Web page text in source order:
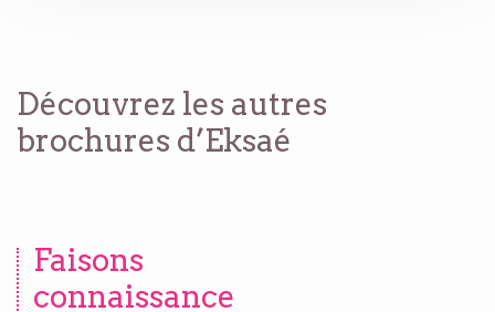
Découvrez les autres
brochures d’Eksaé
Faisons
connaissance